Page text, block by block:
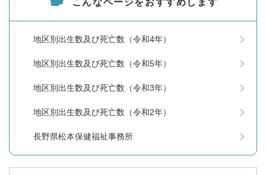
地区別出生数及び死亡数（令和4年）
地区別出生数及び死亡数（令和5年）
地区別出生数及び死亡数（令和3年）
地区別出生数及び死亡数（令和2年）
長野県松本保健福祉事務所